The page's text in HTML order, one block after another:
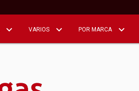
VARIOS POR MARCA